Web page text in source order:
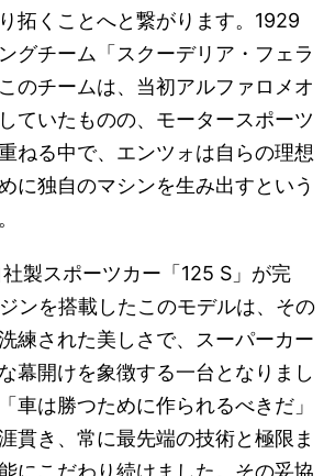
拓くことへと繋がります。1929
グチーム「スクーデリア・フェラ
のチームは、当初アルファロメオ
ていたものの、モータースポーツ
ねる中で、エンツォは自らの理想
に独自のマシンを生み出すという
製スポーツカー「125 S」が完
ンを搭載したこのモデルは、その
練された美しさで、スーパーカー
幕開けを象徴する一台となりまし
車は勝つために作られるべきだ」
貫き、常に最先端の技術と極限ま
にこだわり続けました。その妥協